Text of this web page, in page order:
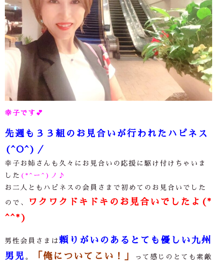
幸子です 💕
先週も３３組のお見合いが行われたハピネス
(^O^)／
幸子お姉さんも久々にお見合いの応援に駆け付けちゃいま
した (*^ー^)ノ♪
お二人ともハピネスの会員さまで初めてのお見合いでした
ので、
ワクワクドキドキのお見合いでしたよ(*
^^*)
男性会員さまは 頼りがいのあるとても優しい九州
男児 。 「俺についてこい！」
って感じのとても素敵